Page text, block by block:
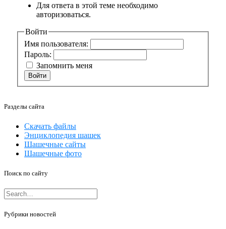
Для ответа в этой теме необходимо
авторизоваться.
Войти
Имя пользователя:
Пароль:
Запомнить меня
Войти
Разделы сайта
Скачать файлы
Энциклопедия шашек
Шашечные сайты
Шашечные фото
Поиск по сайту
Рубрики новостей